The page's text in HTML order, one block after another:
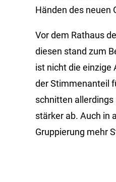
Händen des neuen
Vor dem Rathaus
diesen stand zum
ist nicht die einzige
der Stimmenanteil
schnitten allerdings
stärker ab. Auch in
Gruppierung mehr